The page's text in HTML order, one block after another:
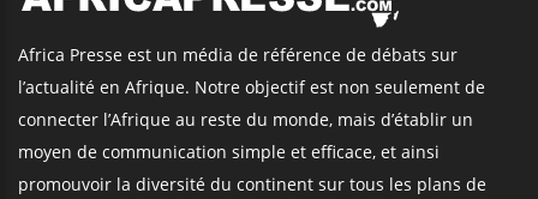
Africa Presse est un média de référence de débats sur
l’actualité en Afrique. Notre objectif est non seulement de
connecter l’Afrique au reste du monde, mais d’établir un
moyen de communication simple et efficace, et ainsi
promouvoir la diversité du continent sur tous les plans de